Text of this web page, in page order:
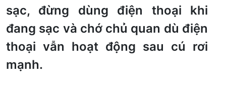
sạc, đừng dùng điện thoại khi
đang sạc và chớ chủ quan dù điện
thoại vẫn hoạt động sau cú rơi
mạnh.